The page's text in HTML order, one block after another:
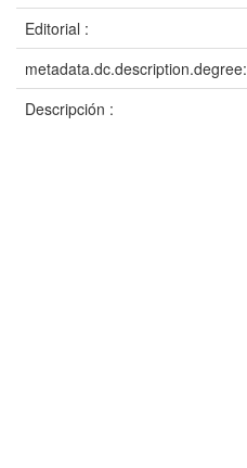
Editorial :
metadata.dc.description.degree:
Descripción :